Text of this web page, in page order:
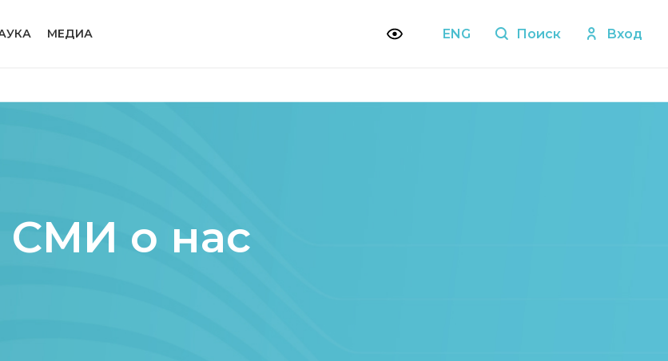
МЕДИА ENG Поиск Вход
СМИ о нас